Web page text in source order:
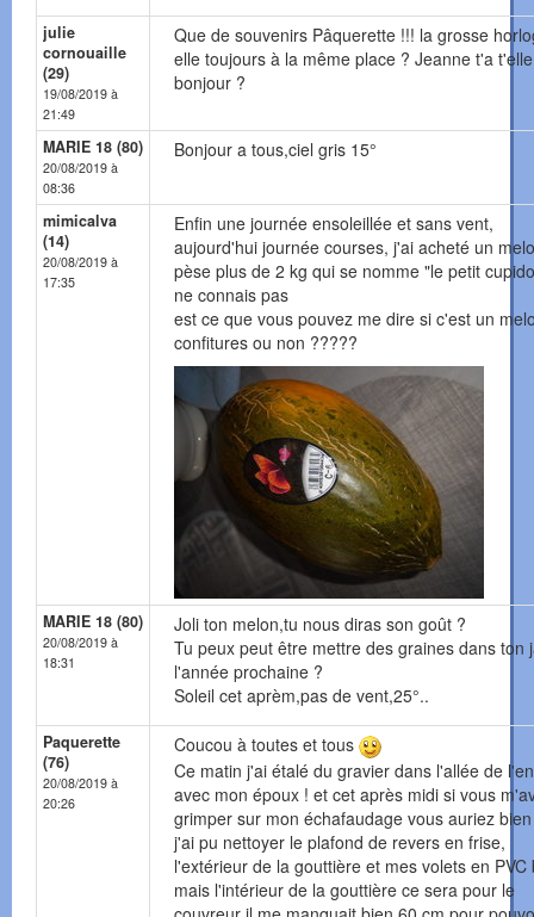
julie
cornouaille
(29)
19/08/2019 à
21:49
Que de souvenirs Pâquerette !!! la grosse
elle toujours à la même place ? Jeanne t'a
bonjour ?
MARIE 18 (80)
20/08/2019 à
08:36
Bonjour a tous,ciel gris 15°
mimicalva
(14)
20/08/2019 à
17:35
Enfin une journée ensoleillée et sans vent,
aujourd'hui journée courses, j'ai acheté un
pèse plus de 2 kg qui se nomme "le petit
ne connais pas
est ce que vous pouvez me dire si c'est un
confitures ou non ?????
MARIE 18 (80)
20/08/2019 à
18:31
Joli ton melon,tu nous diras son goût ?
Tu peux peut être mettre des graines dans ton
l'année prochaine ?
Soleil cet aprèm,pas de vent,25°..
Paquerette
(76)
20/08/2019 à
20:26
Coucou à toutes et tous
Ce matin j'ai étalé du gravier dans l'allée de
avec mon époux ! et cet après midi si vous
grimper sur mon échafaudage vous auriez
j'ai pu nettoyer le plafond de revers en frise,
l'extérieur de la gouttière et mes volets en PVC
mais l'intérieur de la gouttière ce sera pour le